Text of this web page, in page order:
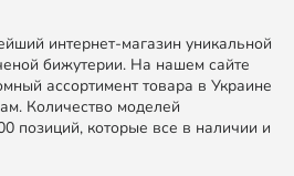
интернет-магазин уникальной
бижутерии. На нашем сайте
ассортимент товара в Украине
Количество моделей
позиций, которые все в наличии и